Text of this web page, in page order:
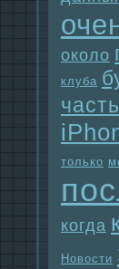
около
клуба
часть
только
когда
Новости